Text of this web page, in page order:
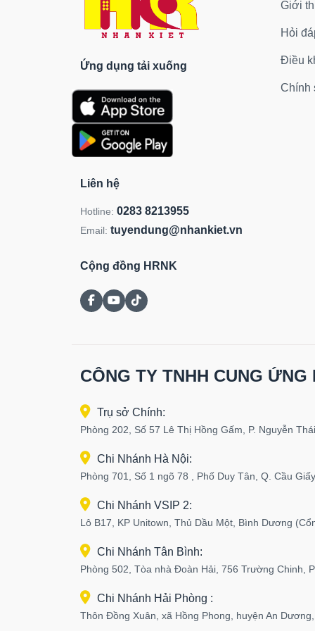
Ứng dụng tải xuống
Liên hệ
Hotline: 0283 8213955
Email: tuyendung@nhankiet.vn
Cộng đồng HRNK
Giới
Hỏi
Điều
Chính
CÔNG TY TNHH CUNG
Trụ sở Chính:
Phòng 202, Số 57 Lê Thị Hồng Gấm, P. Nguyễn
Chi Nhánh Hà Nội:
Phòng 701, Số 1 ngõ 78 , Phố Duy Tân, Q. Cầu
Chi Nhánh VSIP 2:
Lô B17, KP Unitown, Thủ Dầu Một, Bình Dương
Chi Nhánh Tân Bình:
Phòng 502, Tòa nhà Đoàn Hải, 756 Trường Chinh,
Chi Nhánh Hải Phòng :
Thôn Đồng Xuân, xã Hồng Phong, huyện An